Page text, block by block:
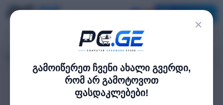
×
გამოიწერეთ ჩვენი ახალი გვერდი,
რომ არ გამოტოვოთ
ფასდაკლებები!